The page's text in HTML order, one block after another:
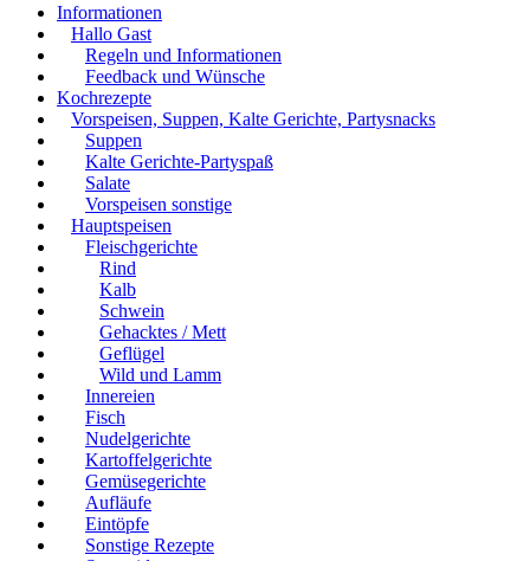
Informationen
Hallo Gast
Regeln und Informationen
Feedback und Wünsche
Kochrezepte
Vorspeisen, Suppen, Kalte Gerichte, Partysnacks
Suppen
Kalte Gerichte-Partyspaß
Salate
Vorspeisen sonstige
Hauptspeisen
Fleischgerichte
Rind
Kalb
Schwein
Gehacktes / Mett
Geflügel
Wild und Lamm
Innereien
Fisch
Nudelgerichte
Kartoffelgerichte
Gemüsegerichte
Aufläufe
Eintöpfe
Sonstige Rezepte